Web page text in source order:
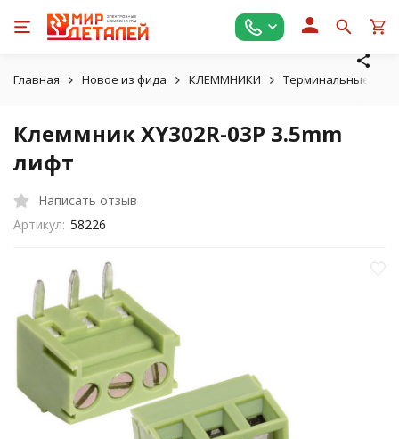
Главная Новое из фида КЛЕММНИКИ Терминальные
Клеммник XY302R-03P 3.5mm
лифт
Написать отзыв
Артикул: 58226